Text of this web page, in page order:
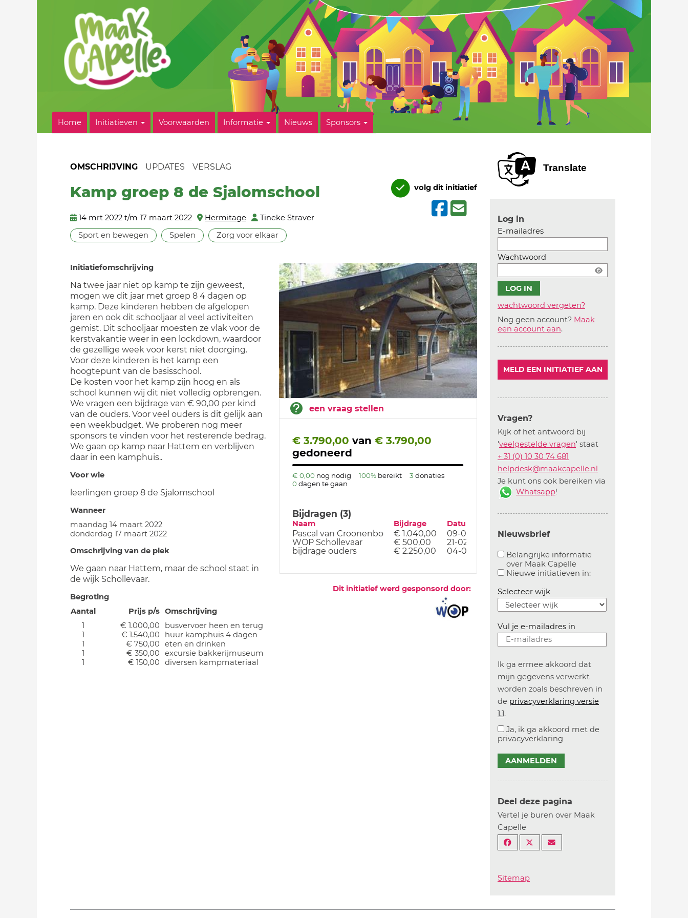
Home Initiatieven Voorwaarden Informatie Nieuws Sponsors
OMSCHRIJVING UPDATES VERSLAG
Kamp groep 8 de Sjalomschool
14 mrt 2022 t/m 17 maart 2022 Hermitage
Tineke Straver
Sport en bewegen
Spelen Zorg voor elkaar
volg dit initiatief
een vraag stellen
€ 3.790,00 van € 3.790,00
gedoneerd
€ 0,00 nog nodig 100% bereikt 3 donaties
0 dagen te gaan
Bijdragen (3)
Naam Bijdrage Datum
Pascal van Croonenbo € 1.040,00
09-03-22
WOP Schollevaar
€ 500,00
21-02-22
bijdrage ouders
€ 2.250,00 04-02-22
Dit initiatief werd gesponsord door:
Initiatiefomschrijving
Na twee jaar niet op kamp te zijn geweest,
mogen we dit jaar met groep 8 4 dagen op
kamp. Deze kinderen hebben de afgelopen
jaren en ook dit schooljaar al veel activiteiten
gemist. Dit schooljaar moesten ze vlak voor de
kerstvakantie weer in een lockdown, waardoor
de gezellige week voor kerst niet doorging.
Voor deze kinderen is het kamp een
hoogtepunt van de basisschool.
De kosten voor het kamp zijn hoog en als
school kunnen wij dit niet volledig opbrengen.
We vragen een bijdrage van € 90,00 per kind
van de ouders. Voor veel ouders is dit gelijk aan
een weekbudget. We proberen nog meer
sponsors te vinden voor het resterende bedrag.
We gaan op kamp naar Hattem en verblijven
daar in een kamphuis..
Voor wie
leerlingen groep 8 de Sjalomschool
Wanneer
maandag 14 maart 2022
donderdag 17 maart 2022
Omschrijving van de plek
We gaan naar Hattem, maar de school staat in
de wijk Schollevaar.
Begroting
Aantal
Prijs p/s Omschrijving
1
€ 1.000,00
busvervoer heen en terug
1
€ 1.540,00
huur kamphuis 4 dagen
1
€ 750,00
eten en drinken
1
€ 350,00
excursie bakkerijmuseum
1
€ 150,00 diversen kampmateriaal
Translate
Log in
E-mailadres
Wachtwoord
wachtwoord vergeten?
Nog geen account? Maak
een account aan.
MELD EEN INITIATIEF AAN
Vragen?
Kijk of het antwoord bij
'veelgestelde vragen' staat
+ 31 (0) 10 30 74 681
helpdesk@maakcapelle.nl
Je kunt ons ook bereiken via
Whatsapp!
Nieuwsbrief
Belangrijke informatie
over Maak Capelle
Aanvinken om belangrijke informatie over
Nieuwe initiatieven in:Aanvinken om
Selecteer wijk
Vul je e-mailadres in
Ik ga ermee akkoord dat
mijn gegevens verwerkt
worden zoals beschreven in
de privacyverklaring versie
1.1.
Ja, ik ga akkoord met de
privacyverklaring
AANMELDEN
Deel deze pagina
Vertel je buren over Maak
Capelle
Sitemap